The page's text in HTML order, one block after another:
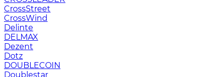
CrossStreet
CrossWind
Delinte
DELMAX
Dezent
Dotz
DOUBLECOIN
Doublestar